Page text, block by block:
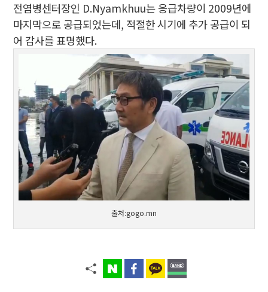
전염병센터장인 D.Nyamkhuu는 응급차량이 2009년에
마지막으로 공급되었는데, 적절한 시기에 추가 공급이 되
어 감사를 표명했다.
출처:gogo.mn